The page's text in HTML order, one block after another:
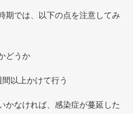
期では、以下の点を注意してみ
どうか
以上かけて行う
かなければ、感染症が蔓延した